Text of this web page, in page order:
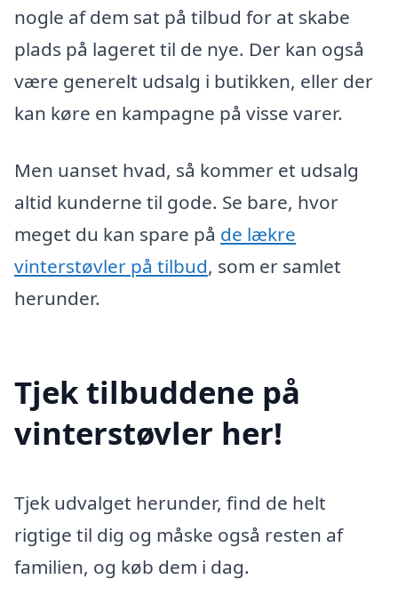
nogle af dem sat på tilbud for at skabe
plads på lageret til de nye. Der kan også
være generelt udsalg i butikken, eller der
kan køre en kampagne på visse varer.
Men uanset hvad, så kommer et udsalg
altid kunderne til gode. Se bare, hvor
meget du kan spare på de lækre
vinterstøvler på tilbud, som er samlet
herunder.
Tjek tilbuddene på
vinterstøvler her!
Tjek udvalget herunder, find de helt
rigtige til dig og måske også resten af
familien, og køb dem i dag.